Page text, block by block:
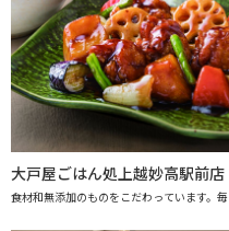
大戸屋ごはん処上越妙高駅前店
食材和無添加のものをこだわっています。毎